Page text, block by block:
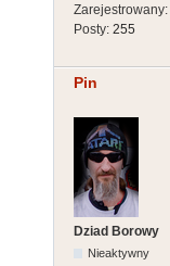
Zarejestrowany:
Posty: 255
Pin
Dziad Borowy
Nieaktywny